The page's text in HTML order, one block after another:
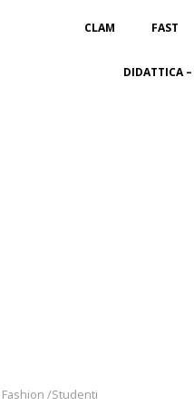
CLAM FAST
DIDATTICA
/Studenti